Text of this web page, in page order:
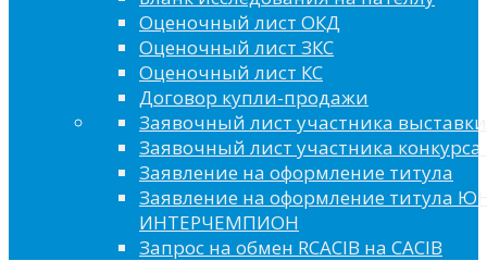
Оценочный лист ОКД
Оценочный лист ЗКС
Оценочный лист КС
Договор купли-продажи
Заявочный лист участника выставки
Заявочный лист участника конкурса
Заявление на оформление титула
Заявление на оформление титула
ИНТЕРЧЕМПИОН
Запрос на обмен RCACIB на CACIB